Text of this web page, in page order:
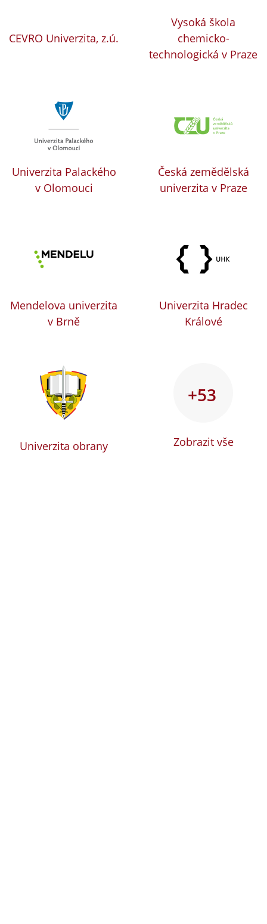
CEVRO Univerzita, z.ú.
Vysoká škola
chemicko-
technologická v Praze
Univerzita Palackého
v Olomouci
Česká zemědělská
univerzita v Praze
Mendelova univerzita
v Brně
Univerzita Hradec
Králové
Univerzita obrany
+53
Zobrazit vše